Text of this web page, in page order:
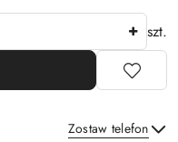
szt.
Zostaw telefon